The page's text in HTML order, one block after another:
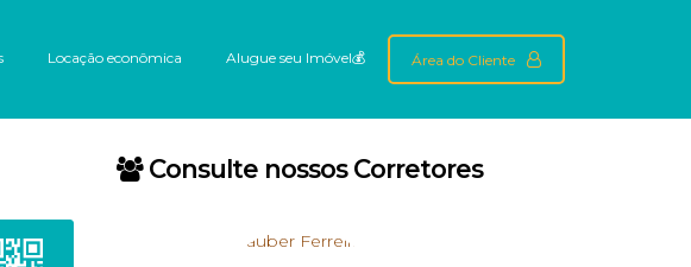
Locação econômica Alugue seu Imóvel💰 Área do Cliente
Consulte nossos Corretores